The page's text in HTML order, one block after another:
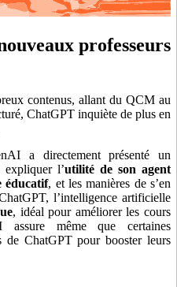
professeurs
contenus, allant du QCM au
ChatGPT inquiète de plus en
a directement présenté un
expliquer l’utilité de son agent
éducatif, et les manières de s’en
l’intelligence artificielle
, idéal pour améliorer les cours
assure même que certaines
de ChatGPT pour booster leurs